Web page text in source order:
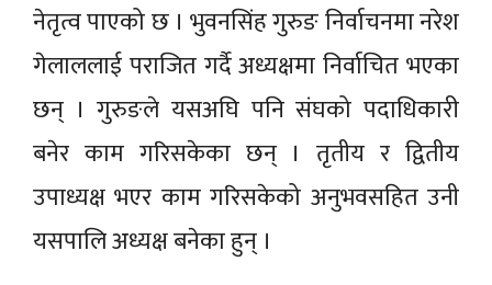
नेतृत्व पाएको छ । भुवनसिंह गुरुङ निर्वाचनमा नरेश
गेलाललाई पराजित गर्दै अध्यक्षमा निर्वाचित भएका
छन् । गुरुङले यसअघि पनि संघको पदाधिकारी
बनेर काम गरिसकेका छन् । तृतीय र द्वितीय
उपाध्यक्ष भएर काम गरिसकेको अनुभवसहित उनी
यसपालि अध्यक्ष बनेका हुन् ।